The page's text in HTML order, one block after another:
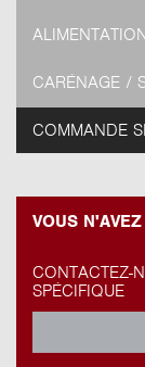
CARÉNAGE /
COMMANDE
VOUS
CONTACTEZ-
SPÉCIFIQUE